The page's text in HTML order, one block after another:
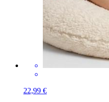
22,99 €